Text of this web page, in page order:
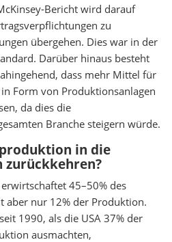
Bericht wird darauf
zu
übergehen. Dies war in der
Darüber hinaus besteht
dass mehr Mittel für
Form von Produktionsanlagen
da dies die
Branche steigern würde.
in die
zurückkehren?
45–50% des
aber nur 12% der Produktion.
1990, als die USA 37% der
ausmachten,